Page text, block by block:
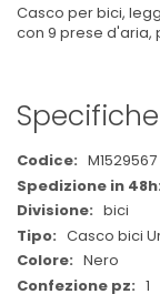
Casco per bici,
con 9 prese d'aria,
Maggiori
Informazioni
M1529567
bici
Casco bici
Nero
1